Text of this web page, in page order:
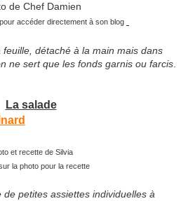
de Chef Damien
accéder directement à son blog
détaché à la main mais dans
ne sert que les fonds garnis ou farcis
La salade
et recette de Silvia
la photo pour la recette
petites assiettes individuelles à